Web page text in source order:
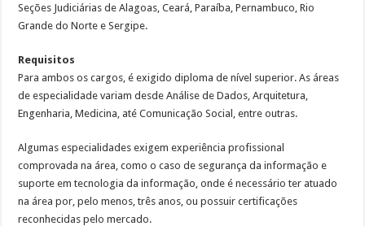
Seções Judiciárias de Alagoas, Ceará, Paraíba, Pernambuco, Rio
Grande do Norte e Sergipe.
Requisitos
Para ambos os cargos, é exigido diploma de nível superior. As áreas
de especialidade variam desde Análise de Dados, Arquitetura,
Engenharia, Medicina, até Comunicação Social, entre outras.
Algumas especialidades exigem experiência profissional
comprovada na área, como o caso de segurança da informação e
suporte em tecnologia da informação, onde é necessário ter atuado
na área por, pelo menos, três anos, ou possuir certificações
reconhecidas pelo mercado.